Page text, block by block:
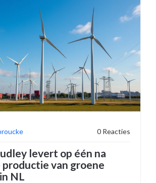
0 Reacties
levert op één na
van groene
NL